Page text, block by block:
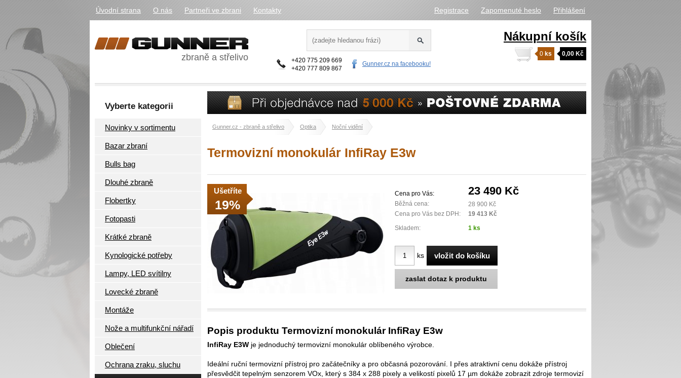
Úvodní strana O nás Partneři ve zbrani Kontakty Registrace Zapomenuté heslo Přihlášení
zbraně a střelivo
Nákupní košík
0,00 Kč
0 ks
+420 775 209 669
+420 777 809 867
Gunner.cz na facebooku!
Vyberte kategorii
Novinky v sortimentu
Bazar zbraní
Bulls bag
Dlouhé zbraně
Flobertky
Fotopasti
Krátké zbraně
Kynologické potřeby
Lampy, LED svítilny
Lovecké zbraně
Montáže
Nože a multifunkční nářadí
Oblečení
Ochrana zraku, sluchu
Gunner.cz - zbraně a střelivo Optika Noční vidění
Termovizní monokulár InfiRay E3w
Ušetříte
19%
Cena pro Vás: 23 490 Kč
Běžná cena:
28 900 Kč
Cena pro Vás bez DPH:
19 413 Kč
Skladem:
1 ks
ks
zaslat dotaz k produktu
Popis produktu Termovizní monokulár InfiRay E3w
InfiRay E3W je jednoduchý termovizní monokulár oblíbeného výrobce.
Ideální ruční termovizní přístroj pro začátečníky a pro občasná pozorování. I přes atraktivní cenu dokáže přístroj
přesvědčit tepelným senzorem VOx, který s 384 x 288 pixely a velikostí pixelů 17 µm dokáže zobrazit zdroje termovizí